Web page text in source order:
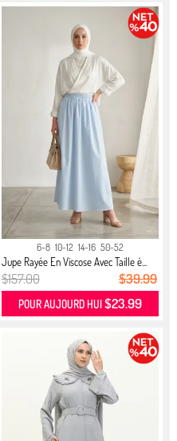
6-8 10-12 14-16 50-52
Jupe Rayée En Viscose Avec Taille é...
$157.00 $39.99
POUR AUJOURD HUI $23.99